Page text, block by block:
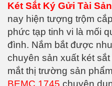
Két Sắt Ký Gửi Tài
nay hiện tượng trộm
phức tạp tinh vi là mối
đình. Nắm bắt được
chuyên sản xuất két
mắt thị trường sản phẩm
BEMC 1745 chuyên